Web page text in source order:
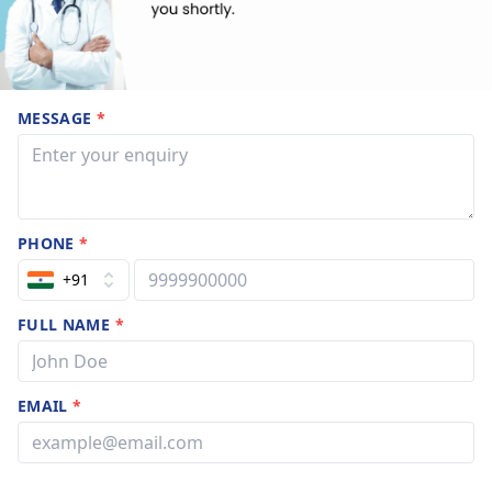
MESSAGE *
PHONE*
+91
FULL NAME *
EMAIL*